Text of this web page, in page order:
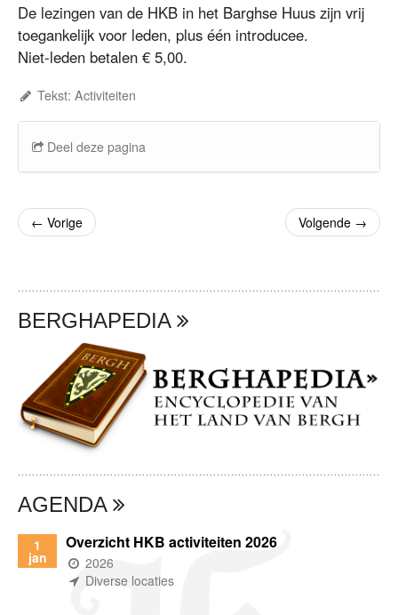
De lezingen van de HKB in het Barghse Huus zijn vrij
toegankelijk voor leden, plus één introducee.
Niet-leden betalen € 5,00.
Tekst: Activiteiten
Deel deze pagina
← Vorige Volgende →
BERGHAPEDIA
AGENDA
1
jan
Overzicht HKB activiteiten 2026
(wanneer)
2026
(waar)
Diverse locaties